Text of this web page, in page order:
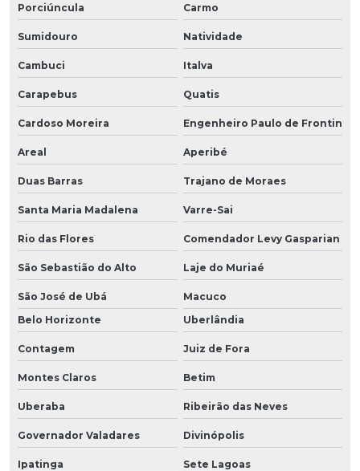
Porciúncula Carmo
Sumidouro Natividade
Cambuci Italva
Carapebus Quatis
Cardoso Moreira Engenheiro Paulo de Frontin
Areal Aperibé
Duas Barras Trajano de Moraes
Santa Maria Madalena Varre-Sai
Rio das Flores Comendador Levy Gasparian
São Sebastião do Alto Laje do Muriaé
São José de Ubá
Macuco
Belo Horizonte
Uberlândia
Contagem Juiz de Fora
Montes Claros Betim
Uberaba Ribeirão das Neves
Governador Valadares Divinópolis
Ipatinga Sete Lagoas